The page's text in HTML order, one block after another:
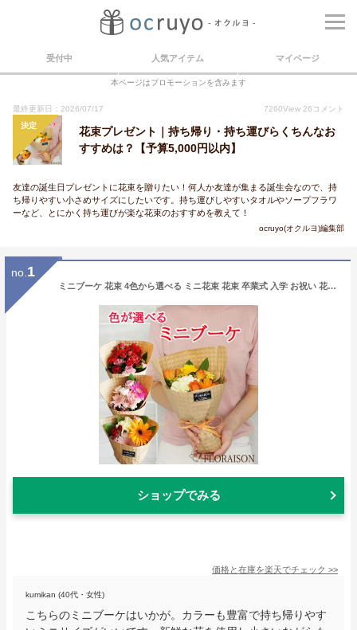
受付中 人気アイテム マイページ
本ページはプロモーションを含みます
最終更新日：2026/07/17 7260View 26 コメント
決定
花束プレゼント｜持ち帰り・持ち運びらくちんなお
すすめは？【予算5,000円以内】
友達の誕生日プレゼントに花束を贈りたい！何人か友達が集まる誕生会なので、持
ち帰りやすい小さめサイズにしたいです。持ち運びしやすいタオルやソープフラワ
ーなど、とにかく持ち運びが楽な花束のおすすめを教えて！
ocruyo(オクルヨ)編集部
no. 1
ミニブーケ 花束 4色から選べる ミニ花束 花束 卒業式 入学 お祝い 花束 ブーケ プチギフト ギフト 可愛い 誕生日 プレゼント 女友達 ギフト 送別会 ピアノ発表会 歓迎会 記念品 かわいい 小さな花束 生花 花
ショップでみる
価格と在庫を楽天でチェック >>
kumikan (40代・女性)
こちらのミニブーケはいかが。カラーも豊富で持ち帰りやす